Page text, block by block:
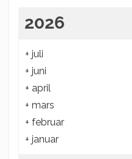
2026
+ juli
+ juni
+ april
+ mars
+ februar
+ januar